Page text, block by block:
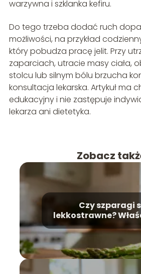
warzywna i szklanka kefiru.
Do tego trzeba dodać ruch
możliwości, na przykład
który pobudza pracę jelit. Przy
zaparciach, utracie masy ciała,
stolcu lub silnym bólu brzucha
konsultacja lekarska. Artykuł ma
edukacyjny i nie zastępuje
lekarza ani dietetyka.
Zobacz
Czy szparagi
lekkostrawne?
zdrowotne i